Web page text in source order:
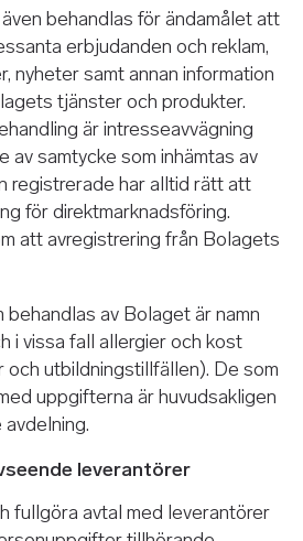
behandlas för ändamålet att
erbjudanden och reklam,
nyheter samt annan information
tjänster och produkter.
är intresseavvägning
av samtycke som inhämtas av
registrerade har alltid rätt att
för direktmarknadsföring.
att avregistrering från Bolagets
av Bolaget är namn
i vissa fall allergier och kost
och utbildningstillfällen). De som
uppgifterna är huvudsakligen
leverantörer
fullgöra avtal med leverantörer